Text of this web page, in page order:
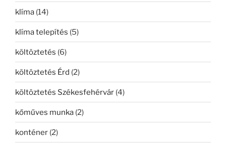
klíma (14)
klíma telepítés (5)
költöztetés (6)
költöztetés Érd (2)
költöztetés Székesfehérvár (4)
kőműves munka (2)
konténer (2)